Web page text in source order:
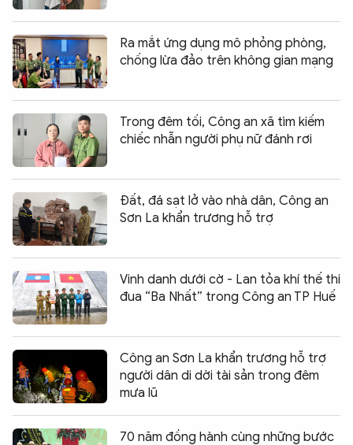
Ra mắt ứng dụng mô phỏng phòng,
chống lừa đảo trên không gian mạng
Trong đêm tối, Công an xã tìm kiếm
chiếc nhẫn người phụ nữ đánh rơi
Đất, đá sạt lở vào nhà dân, Công an
Sơn La khẩn trương hỗ trợ
Vinh danh dưới cờ - Lan tỏa khí thế thi
đua “Ba Nhất” trong Công an TP Huế
Công an Sơn La khẩn trương hỗ trợ
người dân di dời tài sản trong đêm
mưa lũ
70 năm đồng hành cùng những bước